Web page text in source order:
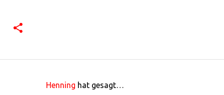
Henning hat gesagt…